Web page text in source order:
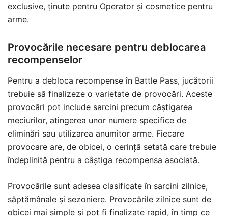
exclusive, ținute pentru Operator și cosmetice pentru
arme.
Provocările necesare pentru deblocarea
recompenselor
Pentru a debloca recompense în Battle Pass, jucătorii
trebuie să finalizeze o varietate de provocări. Aceste
provocări pot include sarcini precum câștigarea
meciurilor, atingerea unor numere specifice de
eliminări sau utilizarea anumitor arme. Fiecare
provocare are, de obicei, o cerință setată care trebuie
îndeplinită pentru a câștiga recompensa asociată.
Provocările sunt adesea clasificate în sarcini zilnice,
săptămânale și sezoniere. Provocările zilnice sunt de
obicei mai simple și pot fi finalizate rapid, în timp ce